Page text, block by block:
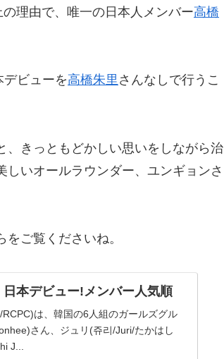
理由で、唯一の日本人メンバー高橋
ビューを高橋朱里 さんなしで行うこ
、きっともどかしい思いをしながら治
いオールラウンダー、ユンギョンさ
ご覧くださいね。
本デビュー!メンバー人気順
は、韓国の6人組のガールズグル
さん、ジュリ(쥬리/Juri/たかはし
J...